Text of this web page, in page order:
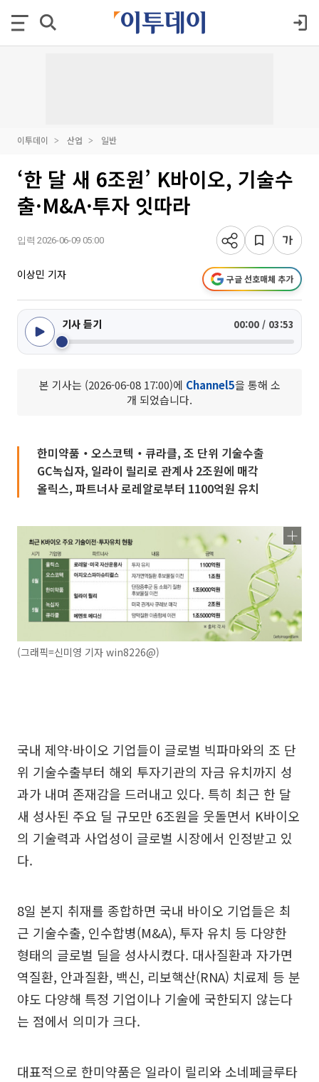
이투데이 산업 일반
‘한 달 새 6조원’ K바이오, 기술수
출·M&A·투자 잇따라
입력 2026-06-09 05:00
이상민 기자 구글 선호매체 추가
기사 듣기 00:00 / 03:53
본 기사는 (2026-06-08 17:00)에 Channel5을 통해 소
개 되었습니다.
한미약품‧오스코텍‧큐라클, 조 단위 기술수출
GC녹십자, 일라이 릴리로 관계사 2조원에 매각
올릭스, 파트너사 로레알로부터 1100억원 유치
(그래픽=신미영 기자 win8226@)
국내 제약·바이오 기업들이 글로벌 빅파마와의 조 단
위 기술수출부터 해외 투자기관의 자금 유치까지 성
과가 내며 존재감을 드러내고 있다. 특히 최근 한 달
새 성사된 주요 딜 규모만 6조원을 웃돌면서 K바이오
의 기술력과 사업성이 글로벌 시장에서 인정받고 있
다.
8일 본지 취재를 종합하면 국내 바이오 기업들은 최
근 기술수출, 인수합병(M&A), 투자 유치 등 다양한
형태의 글로벌 딜을 성사시켰다. 대사질환과 자가면
역질환, 안과질환, 백신, 리보핵산(RNA) 치료제 등 분
야도 다양해 특정 기업이나 기술에 국한되지 않는다
는 점에서 의미가 크다.
대표적으로 한미약품은 일라이 릴리와 소네페글루타